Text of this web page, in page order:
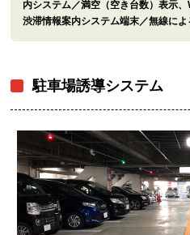
内システム／満空（空き台数）表示
渋滞情報案内システム端末／無線に
駐車場誘導システム